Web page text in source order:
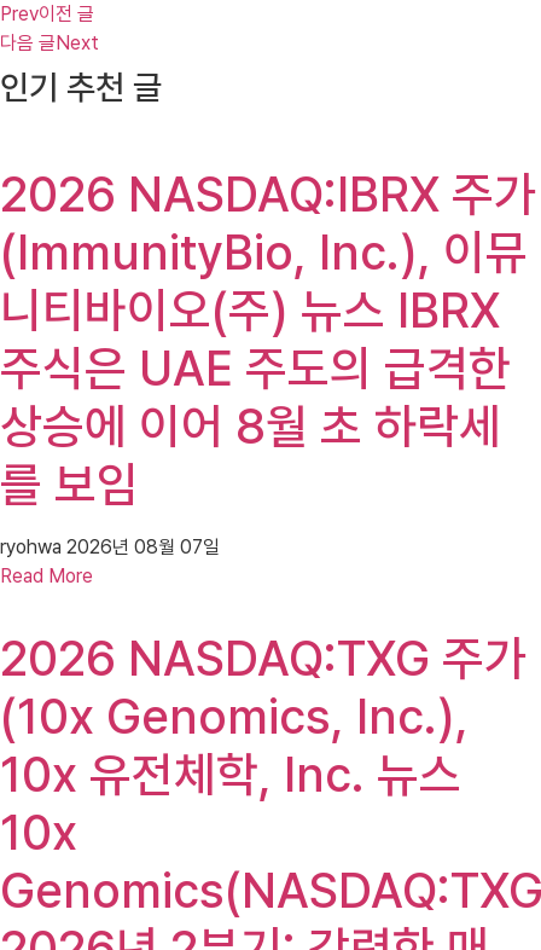
Prev이전 글
다음 글Next
인기 추천 글
2026 NASDAQ:IBRX 주가
(ImmunityBio, Inc.), 이뮤
니티바이오(주) 뉴스 IBRX
주식은 UAE 주도의 급격한
상승에 이어 8월 초 하락세
를 보임
ryohwa 2026년 08월 07일
Read More
2026 NASDAQ:TXG 주가
(10x Genomics, Inc.),
10x 유전체학, Inc. 뉴스
10x